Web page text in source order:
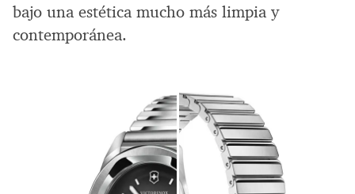
bajo una estética mucho más limpia y
contemporánea.